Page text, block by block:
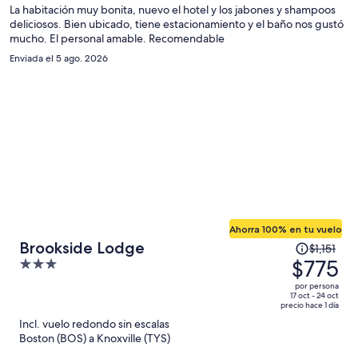
$1,051
por
La habitación muy bonita, nuevo el hotel y los jabones y shampoos
deliciosos. Bien ubicado, tiene estacionamiento y el baño nos gustó
mucho. El personal amable. Recomendable
Enviada el 5 ago. 2026
Brookside Lodge
3
5
Ahorra 100% en tu vuelo
El
precio
era
de
$1,151
$1,151
$775
por persona
17 oct - 24 oct
precio hace 1 día
Incl. vuelo redondo sin escalas
Boston (BOS) a Knoxville (TYS)